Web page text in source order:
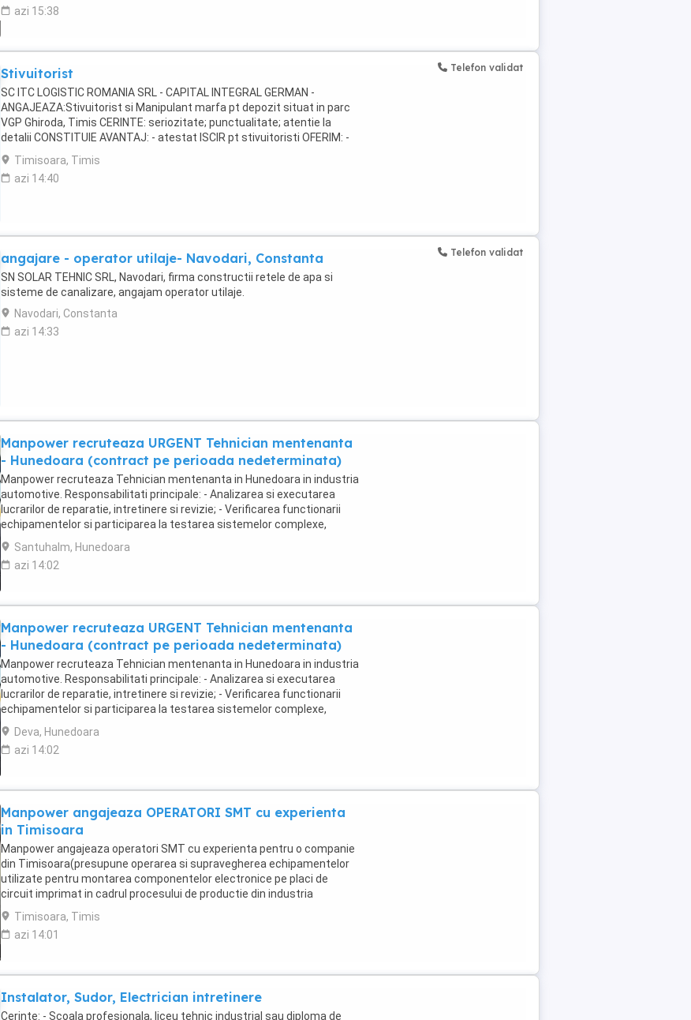
azi 15:38
Stivuitorist
SC ITC LOGISTIC ROMANIA SRL - CAPITAL INTEGRAL GERMAN -
ANGAJEAZA:Stivuitorist si Manipulant marfa pt depozit situat in parc
VGP Ghiroda, Timis CERINTE: seriozitate; punctualitate; atentie la
detalii CONSTITUIE AVANTAJ: - atestat ISCIR pt stivuitoristi OFERIM: -
salariu integral pe cartea de munca; - ...
Timisoara, Timis
azi 14:40
Telefon validat
angajare - operator utilaje- Navodari, Constanta
SN SOLAR TEHNIC SRL, Navodari, firma constructii retele de apa si
sisteme de canalizare, angajam operator utilaje.
Navodari, Constanta
azi 14:33
Telefon validat
Manpower recruteaza URGENT Tehnician mentenanta
- Hunedoara (contract pe perioada nedeterminata)
Manpower recruteaza Tehnician mentenanta in Hunedoara in industria
automotive. Responsabilitati principale: - Analizarea si executarea
lucrarilor de reparatie, intretinere si revizie; - Verificarea functionarii
echipamentelor si participarea la testarea sistemelor complexe,
utilizand sisteme de diagnosticare ...
Santuhalm, Hunedoara
azi 14:02
Manpower recruteaza URGENT Tehnician mentenanta
- Hunedoara (contract pe perioada nedeterminata)
Manpower recruteaza Tehnician mentenanta in Hunedoara in industria
automotive. Responsabilitati principale: - Analizarea si executarea
lucrarilor de reparatie, intretinere si revizie; - Verificarea functionarii
echipamentelor si participarea la testarea sistemelor complexe,
utilizand sisteme de diagnosticare ...
Deva, Hunedoara
azi 14:02
Manpower angajeaza OPERATORI SMT cu experienta
in Timisoara
Manpower angajeaza operatori SMT cu experienta pentru o companie
din Timisoara(presupune operarea si supravegherea echipamentelor
utilizate pentru montarea componentelor electronice pe placi de
circuit imprimat in cadrul procesului de productie din industria
automotive. Responsabilitati principale: - ...
Timisoara, Timis
azi 14:01
Instalator, Sudor, Electrician intretinere
Cerințe: - Scoala profesionala, liceu tehnic industrial sau diploma de